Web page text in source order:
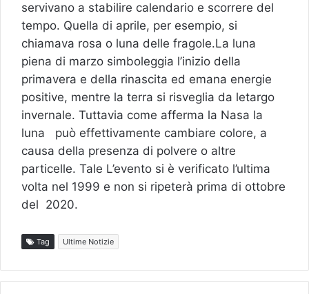
servivano a stabilire calendario e scorrere del
tempo. Quella di aprile, per esempio, si
chiamava rosa o luna delle fragole.La luna
piena di marzo simboleggia l’inizio della
primavera e della rinascita ed emana energie
positive, mentre la terra si risveglia da letargo
invernale. Tuttavia come afferma la Nasa la
luna può effettivamente cambiare colore, a
causa della presenza di polvere o altre
particelle. Tale L’evento si è verificato l’ultima
volta nel 1999 e non si ripeterà prima di ottobre
del 2020.
Tag Ultime Notizie